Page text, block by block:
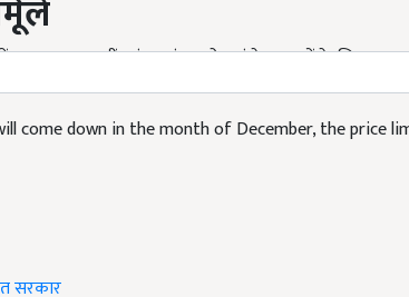
पर यह प्लान नहीं पहुंच पाएंगा, तो वहां के इलाकों के लिए अलग
सरकार ने किसी भी तरह की कोई जानकारी नहीं दी है.
come down in the month of December, the price